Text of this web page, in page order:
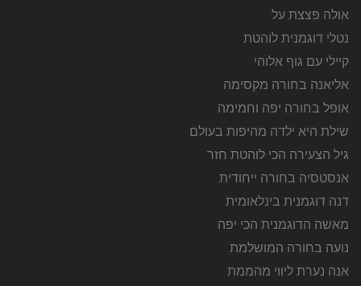
אולה פצצת על
נטלי דוגמנית לוהטת
קיילי עם גוף אלוהי
אליאנה בחורה מקסימה
אופל בחורה יפה וחמימה
שילת היא ילדה מהיפות בעולם
גיל הצעירה הכי לוהטת חזר
אנסטסיה בחורה ייחודית
דנה דוגמנית בינלאומית
מאשה הדוגמנית הכי יפה
נועה בחורה המושלמת
אנה נערת ליווי מהממת